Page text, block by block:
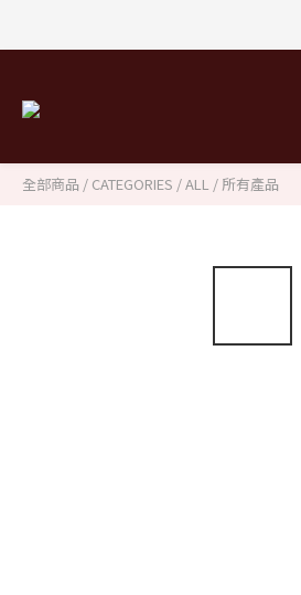
全部商品 / CATEGORIES /ALL / 所有產品